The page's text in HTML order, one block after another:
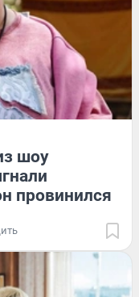
шоу
провинился